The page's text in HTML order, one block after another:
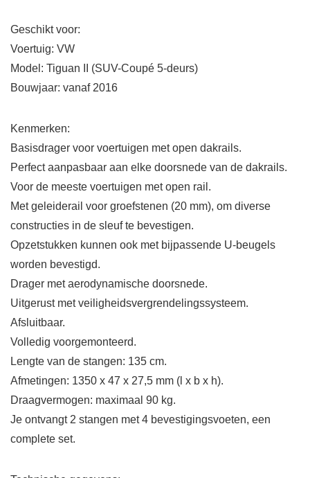
Geschikt voor:
Voertuig: VW
Model: Tiguan II (SUV-Coupé 5-deurs)
Bouwjaar: vanaf 2016
Kenmerken:
Basisdrager voor voertuigen met open dakrails.
Perfect aanpasbaar aan elke doorsnede van de dakrails.
Voor de meeste voertuigen met open rail.
Met geleiderail voor groefstenen (20 mm), om diverse
constructies in de sleuf te bevestigen.
Opzetstukken kunnen ook met bijpassende U-beugels
worden bevestigd.
Drager met aerodynamische doorsnede.
Uitgerust met veiligheidsvergrendelingssysteem.
Afsluitbaar.
Volledig voorgemonteerd.
Lengte van de stangen: 135 cm.
Afmetingen: 1350 x 47 x 27,5 mm (l x b x h).
Draagvermogen: maximaal 90 kg.
Je ontvangt 2 stangen met 4 bevestigingsvoeten, een
complete set.